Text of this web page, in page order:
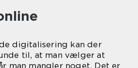
digitalisering kan der
til, at man vælger at
man mangler noget. Det er